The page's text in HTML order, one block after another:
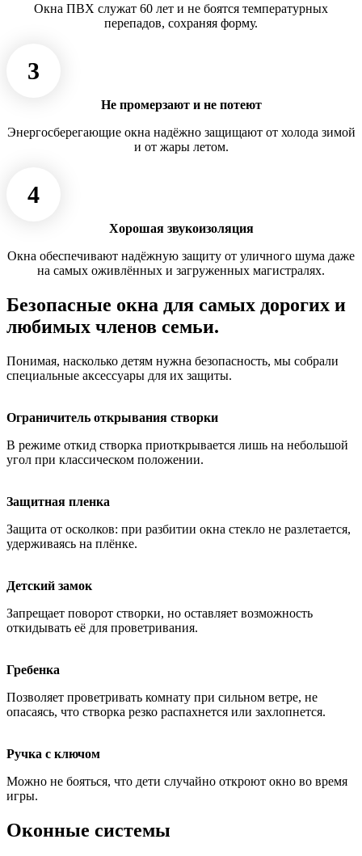
Окна ПВХ служат 60 лет и не боятся температурных
перепадов, сохраняя форму.
3
Не промерзают и не потеют
Энергосберегающие окна надёжно защищают от холода зимой
и от жары летом.
4
Хорошая звукоизоляция
Окна обеспечивают надёжную защиту от уличного шума даже
на самых оживлённых и загруженных магистралях.
Безопасные окна для самых дорогих и
любимых членов семьи.
Понимая, насколько детям нужна безопасность, мы собрали
специальные аксессуары для их защиты.
Ограничитель открывания створки
В режиме откид створка приоткрывается лишь на небольшой
угол при классическом положении.
Защитная пленка
Защита от осколков: при разбитии окна стекло не разлетается,
удерживаясь на плёнке.
Детский замок
Запрещает поворот створки, но оставляет возможность
откидывать её для проветривания.
Гребенка
Позволяет проветривать комнату при сильном ветре, не
опасаясь, что створка резко распахнется или захлопнется.
Ручка с ключом
Можно не бояться, что дети случайно откроют окно во время
игры.
Оконные системы